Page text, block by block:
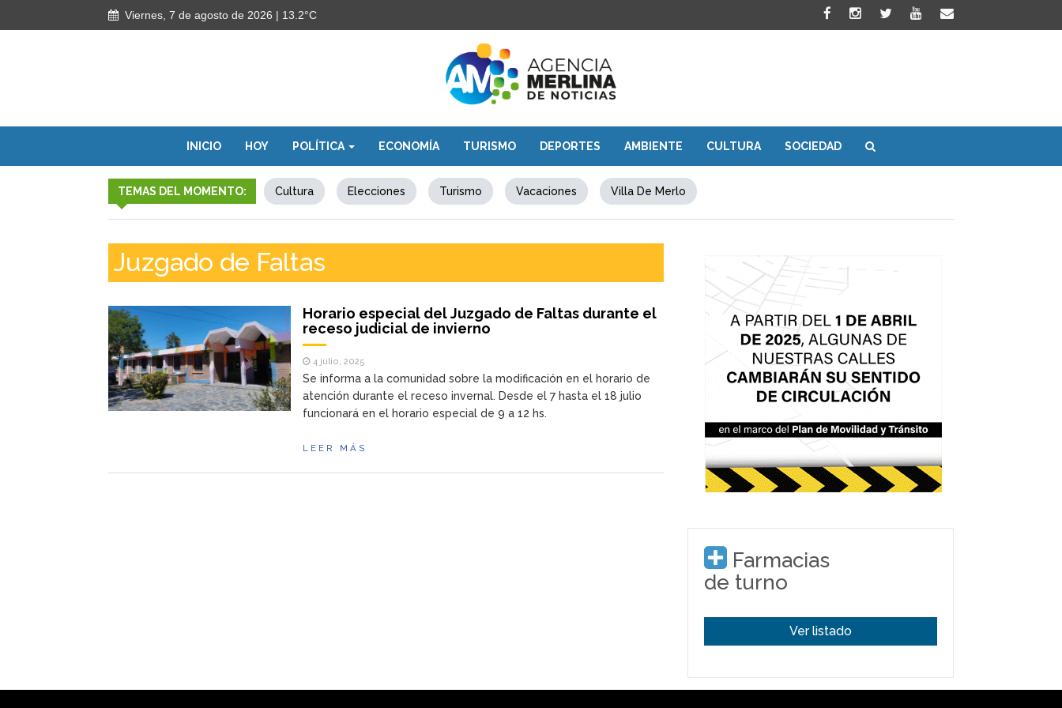
Viernes, 7 de agosto de 2026 | 13.2°C
INICIO HOY POLÍTICA ECONOMÍA TURISMO DEPORTES AMBIENTE CULTURA SOCIEDAD
TEMAS DEL MOMENTO: Cultura Elecciones Turismo Vacaciones Villa De Merlo
Juzgado de Faltas
Horario especial del Juzgado de Faltas durante el
receso judicial de invierno
4 julio, 2025
Se informa a la comunidad sobre la modificación en el horario de
atención durante el receso invernal. Desde el 7 hasta el 18 julio
funcionará en el horario especial de 9 a 12 hs.
LEER MÁS
Farmacias
de turno
Ver listado